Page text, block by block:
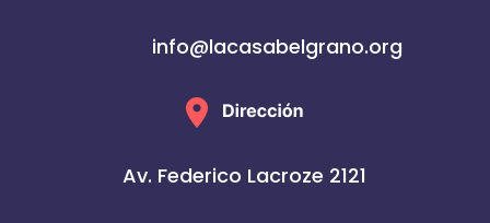
info@lacasabelgrano.org
Av. Federico Lacroze 2121